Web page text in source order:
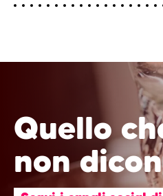
Quello
non